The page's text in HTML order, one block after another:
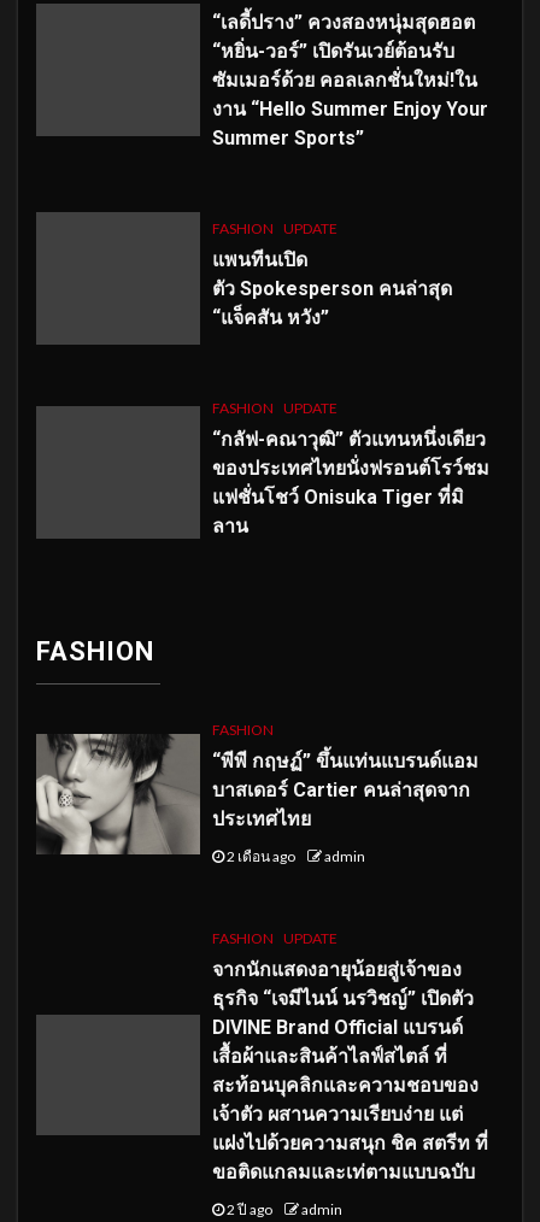
“เลดี้ปราง” ควงสองหนุ่มสุดฮอต
“หยิ่น-วอร์” เปิดรันเวย์ต้อนรับ
ซัมเมอร์ด้วย คอลเลกชั่นใหม่!ใน
งาน “Hello Summer Enjoy Your
Summer Sports”
FASHION UPDATE
แพนทีนเปิด
ตัว Spokesperson คนล่าสุด
“แจ็คสัน หวัง”
FASHION UPDATE
“กลัฟ-คณาวุฒิ” ตัวแทนหนึ่งเดียว
ของประเทศไทยนั่งฟรอนต์โรว์ชม
แฟชั่นโชว์ Onisuka Tiger ที่มิ
ลาน
FASHION
FASHION
“พีพี กฤษฏ์” ขึ้นแท่นแบรนด์แอม
บาสเดอร์ Cartier คนล่าสุดจาก
ประเทศไทย
2 เดือน ago admin
FASHION UPDATE
จากนักแสดงอายุน้อยสู่เจ้าของ
ธุรกิจ “เจมีไนน์ นรวิชญ์” เปิดตัว
DIVINE Brand Official แบรนด์
เสื้อผ้าและสินค้าไลฟ์สไตล์ ที่
สะท้อนบุคลิกและความชอบของ
เจ้าตัว ผสานความเรียบง่าย แต่
แฝงไปด้วยความสนุก ชิค สตรีท ที่
ขอติดแกลมและเท่ตามแบบฉบับ
2 ปี ago admin